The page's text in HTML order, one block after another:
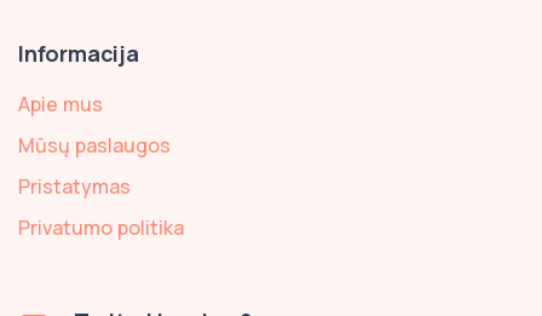
Informacija
Apie mus
Mūsų paslaugos
Pristatymas
Privatumo politika